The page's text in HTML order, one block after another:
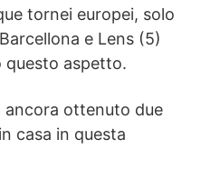
tornei europei, solo
e Lens (5)
aspetto.
ancora ottenuto due
casa in questa